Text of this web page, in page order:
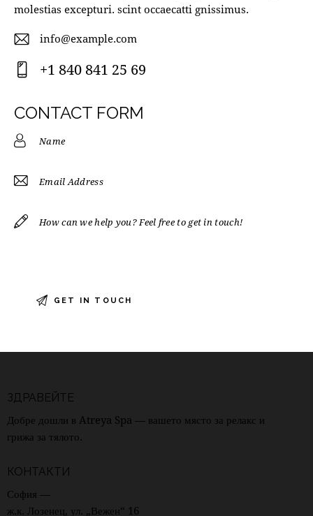
molestias excepturi. scint occaecatti gnissimus.
E-
m
:
info@example.com
on
e:
+1 840 841 25 69
CONTACT FORM
ЗДРАВЕЙТЕ
Добре дошли в Atreya Spa — вашето място за релакс и
грижа за тялото.
КОНТАКТИ
София —
ж.к. Лозенец, ул. „Вежен“ 16